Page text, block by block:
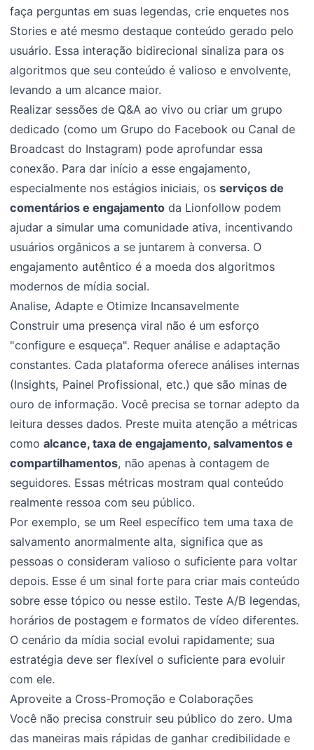
faça perguntas em suas legendas, crie enquetes nos
Stories e até mesmo destaque conteúdo gerado pelo
usuário. Essa interação bidirecional sinaliza para os
algoritmos que seu conteúdo é valioso e envolvente,
levando a um alcance maior.
Realizar sessões de Q&A ao vivo ou criar um grupo
dedicado (como um Grupo do Facebook ou Canal de
Broadcast do Instagram) pode aprofundar essa
conexão. Para dar início a esse engajamento,
especialmente nos estágios iniciais, osserviços de
comentários e engajamento da Lionfollow podem
ajudar a simular uma comunidade ativa, incentivando
usuários orgânicos a se juntarem à conversa. O
engajamento autêntico é a moeda dos algoritmos
modernos de mídia social.
Analise, Adapte e Otimize Incansavelmente
Construir uma presença viral não é um esforço
"configure e esqueça". Requer análise e adaptação
constantes. Cada plataforma oferece análises internas
(Insights, Painel Profissional, etc.) que são minas de
ouro de informação. Você precisa se tornar adepto da
leitura desses dados. Preste muita atenção a métricas
comoalcance, taxa de engajamento, salvamentos e
compartilhamentos, não apenas à contagem de
seguidores. Essas métricas mostram qual conteúdo
realmente ressoa com seu público.
Por exemplo, se um Reel específico tem uma taxa de
salvamento anormalmente alta, significa que as
pessoas o consideram valioso o suficiente para voltar
depois. Esse é um sinal forte para criar mais conteúdo
sobre esse tópico ou nesse estilo. Teste A/B legendas,
horários de postagem e formatos de vídeo diferentes.
O cenário da mídia social evolui rapidamente; sua
estratégia deve ser flexível o suficiente para evoluir
com ele.
Aproveite a Cross-Promoção e Colaborações
Você não precisa construir seu público do zero. Uma
das maneiras mais rápidas de ganhar credibilidade e